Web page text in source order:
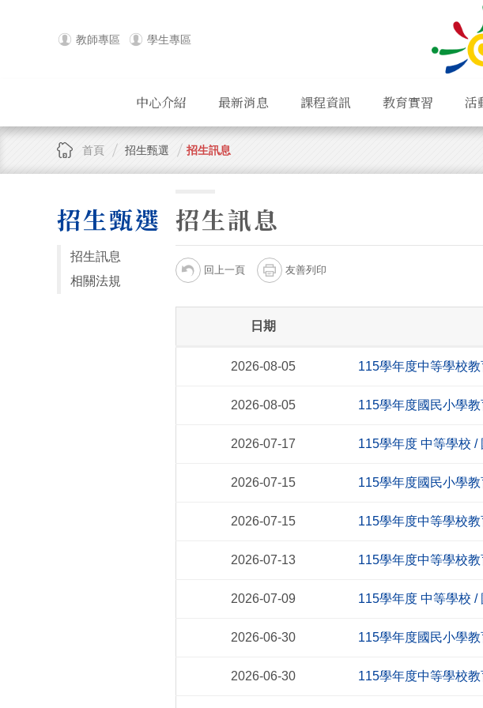
教師專區 學生專區
中心介紹 最新消息 課程資訊 教育實習 活
首頁 招生甄選 招生訊息
招生甄選
招生訊息
相關法規
招生訊息
回上一頁 友善列印
日期
2026-08-05 115學年度中等學校
2026-08-05 115學年度國民小學
2026-07-17 115學年度 中等學校
2026-07-15 115學年度國民小學
2026-07-15 115學年度中等學校
2026-07-13 115學年度中等學校
2026-07-09 115學年度 中等學校
2026-06-30 115學年度國民小學
2026-06-30 115學年度中等學校